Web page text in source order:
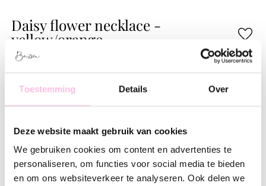
Toestemming Details Over
Deze website maakt gebruik van cookies
We gebruiken cookies om content en advertenties te
personaliseren, om functies voor social media te bieden
en om ons websiteverkeer te analyseren. Ook delen we
Daisy flower necklace -
yellow/orange
€ 27.95
Fuchsia Lilac
Free shipping from €35
Shipping from €1.95
Handmade product
Premium stainless steel